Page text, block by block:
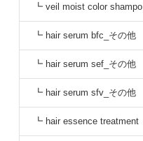
o black_縛り
┗ veil moist color shampo
o dark brown_縛り
┗ hair serum bfc_その他
┗ hair serum sef_その他
┗ hair serum sfv_その他
┗ hair essence treatment